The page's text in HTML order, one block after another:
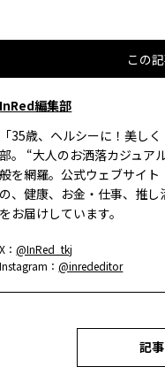
この
InRed編集部
「35歳、ヘルシーに！美し
部。 “大人のお洒落カジュア
般を網羅。公式ウェブサイ
の、健康、お金・仕事、推
をお届けしています。
X：@InRed_tkj
Instagram：@inrededitor
記